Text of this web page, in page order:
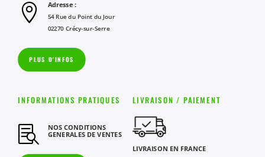
 Adresse :
54 Rue du Point du Jour
02270 Crécy-sur-Serre
PLUS D'INFOS
INFORMATIONS PRATIQUES
 NOS CONDITIONS
GENERALES DE VENTES
LIVRAISON / PAIEMENT
LIVRAISON EN FRANCE